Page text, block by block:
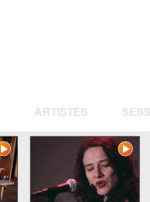
ARTISTES